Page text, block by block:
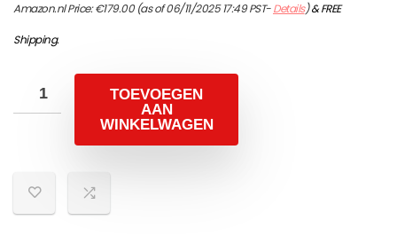
Amazon.nl Price:€179.00(as of 06/11/2025 17:49 PST-Details)&FREE
Shipping.
TOEVOEGEN
AAN
WINKELWAGEN